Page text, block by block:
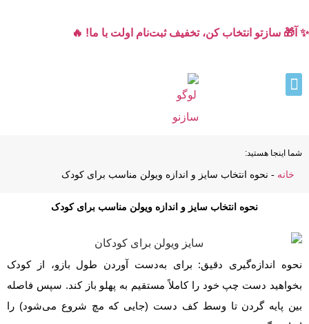
✨ آ🎁 سازتو انتخاب کن، تخفیف ثبت‌نام اولت با ما! 🔥
شما اینجا هستید:
خانه - نحوه انتخاب سایز و اندازه ویولن مناسب برای کودک
نحوه انتخاب سایز و اندازه ویولن مناسب برای کودک
نحوه اندازه‌گیری دقیق: برای به‌دست آوردن طول بازو، از کودک
بخواهید دست چپ خود را کاملاً مستقیم به پهلو باز کند. سپس فاصله
بین پایه گردن تا وسط کف دست (جایی که مچ شروع می‌شود) را